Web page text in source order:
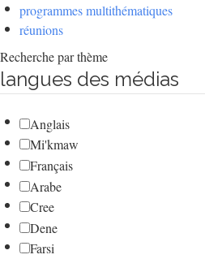
programmes multithématiques
réunions
Recherche par thème
langues des médias
Anglais
Mi'kmaw
Français
Arabe
Cree
Dene
Farsi